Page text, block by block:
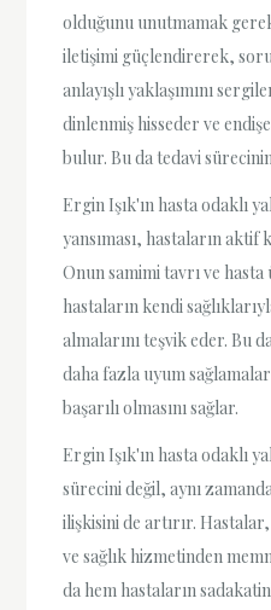
olduğunu unutmamak
iletişimi güçlendirerek,
anlayışlı yaklaşımını
dinlenmiş hisseder ve
bulur. Bu da tedavi sürecinin
Ergin Işık'ın hasta odaklı
yansıması, hastaların aktif
Onun samimi tavrı ve
hastaların kendi
almalarını teşvik eder. Bu
daha fazla uyum
başarılı olmasını sağlar.
Ergin Işık'ın hasta odaklı
sürecini değil, aynı
ilişkisini de artırır.
ve sağlık hizmetinden
da hem hastaların